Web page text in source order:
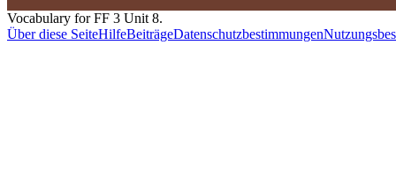
Vocabulary for FF 3 Unit 8.
Über diese SeiteHilfeBeiträgeDatenschutzbestimmungen